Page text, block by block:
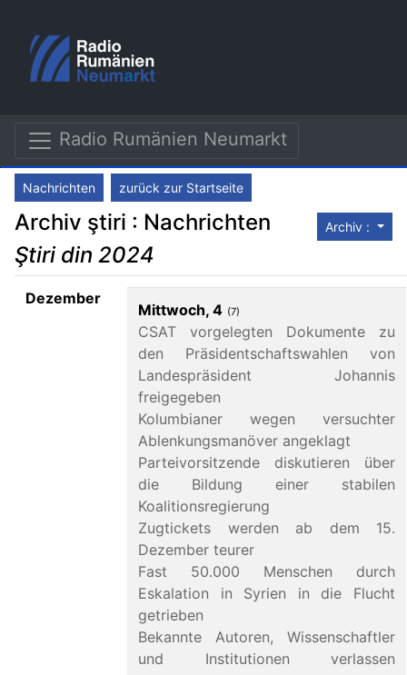
Radio Rumänien Neumarkt
Nachrichten zurück zur Startseite
Archiv :
Archiv ştiri : Nachrichten
Ştiri din 2024
Dezember
Mittwoch, 4 (7)
CSAT vorgelegten Dokumente zu
den Präsidentschaftswahlen von
Landespräsident Johannis
freigegeben
Kolumbianer wegen versuchter
Ablenkungsmanöver angeklagt
Parteivorsitzende diskutieren über
die Bildung einer stabilen
Koalitionsregierung
Zugtickets werden ab dem 15.
Dezember teurer
Fast 50.000 Menschen durch
Eskalation in Syrien in die Flucht
getrieben
Bekannte Autoren, Wissenschaftler
und Institutionen verlassen